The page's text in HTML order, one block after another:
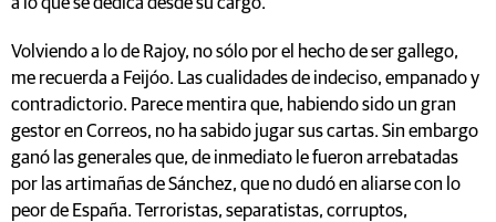
a lo que se dedica desde su cargo.
Volviendo a lo de Rajoy, no sólo por el hecho de ser gallego,
me recuerda a Feijóo. Las cualidades de indeciso, empanado y
contradictorio. Parece mentira que, habiendo sido un gran
gestor en Correos, no ha sabido jugar sus cartas. Sin embargo
ganó las generales que, de inmediato le fueron arrebatadas
por las artimañas de Sánchez, que no dudó en aliarse con lo
peor de España. Terroristas, separatistas, corruptos,